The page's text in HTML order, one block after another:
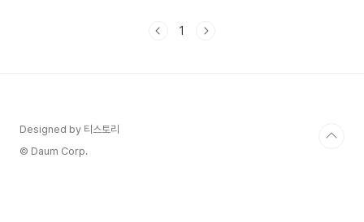
함께보면 도움 되는 글 1. 이 글의 요약 ✔ 비만은 여러 건강 문제, 특히 당뇨병
1
Designed by 티스토리
© Daum Corp.